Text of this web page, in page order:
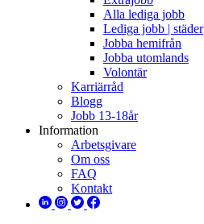
Alla lediga jobb
Lediga jobb | städer
Jobba hemifrån
Jobba utomlands
Volontär
Karriärråd
Blogg
Jobb 13-18år
Information
Arbetsgivare
Om oss
FAQ
Kontakt